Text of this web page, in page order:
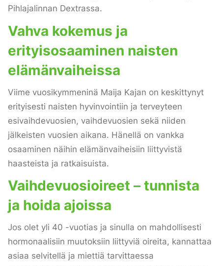
Pihlajalinnan Dextrassa.
Vahva kokemus ja
erityisosaaminen naisten
elämänvaiheissa
Viime vuosikymmeninä Maija Kajan on keskittynyt
erityisesti naisten hyvinvointiin ja terveyteen
esivaihdevuosien, vaihdevuosien sekä niiden
jälkeisten vuosien aikana. Hänellä on vankka
osaaminen näihin elämänvaiheisiin liittyvistä
haasteista ja ratkaisuista.
Vaihdevuosioireet – tunnista
ja hoida ajoissa
Jos olet yli 40 -vuotias ja sinulla on mahdollisesti
hormonaalisiin muutoksiin liittyviä oireita, kannattaa
asiaa selvitellä ja miettiä tarvittaessa